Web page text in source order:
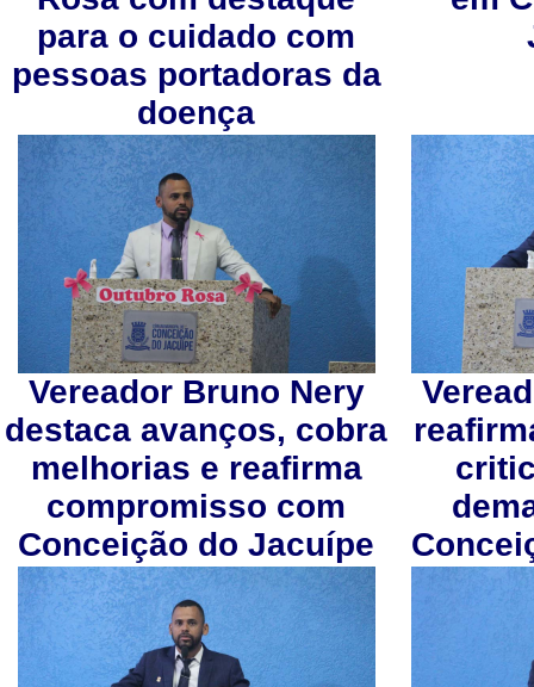
para o cuidado com
pessoas portadoras da
doença
Vereador Bruno Nery
destaca avanços, cobra
melhorias e reafirma
compromisso com
Conceição do Jacuípe